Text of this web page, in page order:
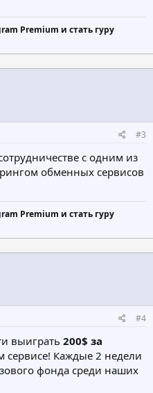
Premium и стать гуру
#3
с одним из
обменных сервисов
Premium и стать гуру
#4
выиграть 200$ за
сервисе! Каждые 2 недели
фонда среди наших